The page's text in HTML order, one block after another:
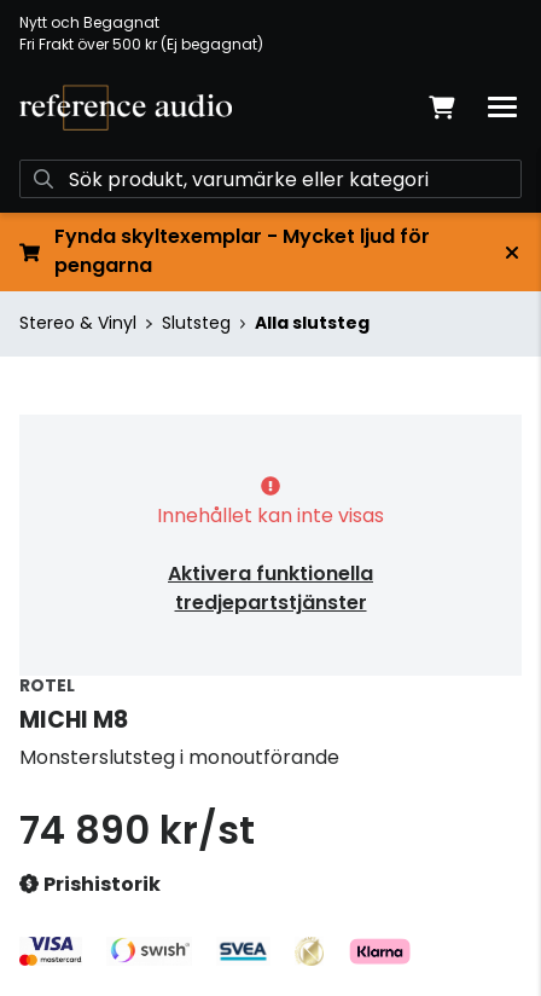
Nytt och Begagnat
Fri Frakt över 500 kr (Ej begagnat)
Fynda skyltexemplar - Mycket ljud för
pengarna
Stereo & Vinyl Slutsteg Alla slutsteg
Innehållet kan inte visas
Aktivera funktionella
tredjepartstjänster
ROTEL
MICHI M8
Monsterslutsteg i monoutförande
74 890 kr/st
Prishistorik